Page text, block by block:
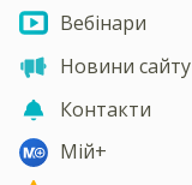
Вебінари
Новини сайту
Контакти
Мій+